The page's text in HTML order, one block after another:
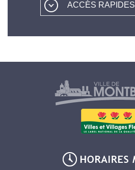
ACCÈS RAPIDES